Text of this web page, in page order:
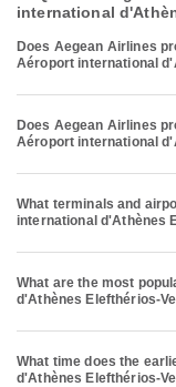
international
Does Aegean Airlines
Aéroport international
Does Aegean Airlines
Aéroport international
What terminals and
international d'Athènes
What are the most
d'Athènes Elefthérios-
What time does the
d'Athènes Elefthérios-